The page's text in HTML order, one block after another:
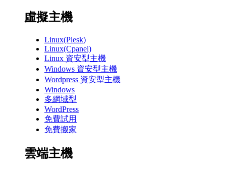
虛擬主機
Linux(Plesk)
Linux(Cpanel)
Linux 資安型主機
Windows 資安型主機
Wordpress 資安型主機
Windows
多網域型
WordPress
免費試用
免費搬家
雲端主機